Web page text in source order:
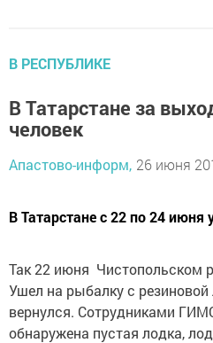
В РЕСПУБЛИКЕ
В Татарстане за
человек
Апастово-информ, 26 июня
В Татарстане с 22 по 24 июня
Так 22 июня Чистопольском
Ушел на рыбалку с резиновой
вернулся. Сотрудниками
обнаружена пустая лодка,